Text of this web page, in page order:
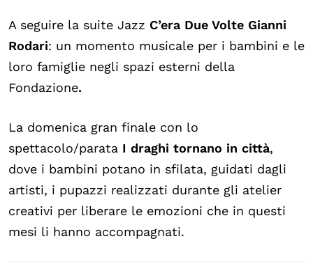
A seguire la suite Jazz C’era Due Volte Gianni
Rodari: un momento musicale per i bambini e le
loro famiglie negli spazi esterni della
Fondazione.
La domenica gran finale con lo
spettacolo/parata I draghi tornano in città,
dove i bambini potano in sfilata, guidati dagli
artisti, i pupazzi realizzati durante gli atelier
creativi per liberare le emozioni che in questi
mesi li hanno accompagnati.